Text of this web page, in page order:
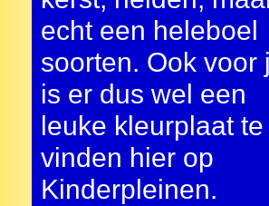
echt een heleboel
soorten. Ook voor
is er dus wel een
leuke kleurplaat te
vinden hier op
Kinderpleinen.